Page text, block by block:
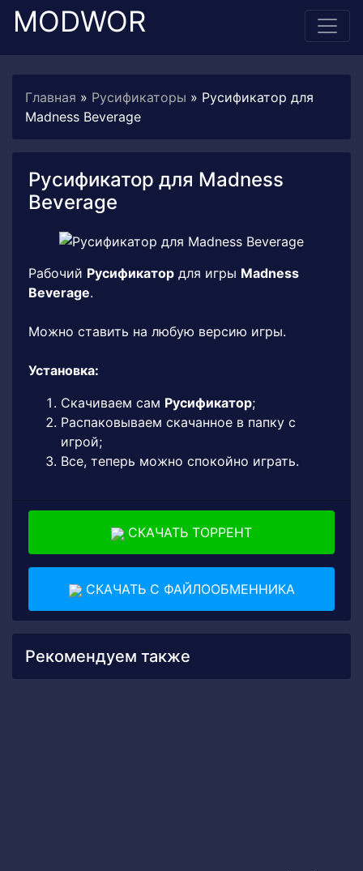
MODWOR
Главная » Русификаторы » Русификатор для
Madness Beverage
Русификатор для Madness
Beverage
Рабочий Русификатор для игры Madness
Beverage.
Можно ставить на любую версию игры.
Установка:
Скачиваем сам Русификатор;
Распаковываем скачанное в папку с
игрой;
Все, теперь можно спокойно играть.
СКАЧАТЬ ТОРРЕНТ
СКАЧАТЬ С ФАЙЛООБМЕННИКА
Рекомендуем также